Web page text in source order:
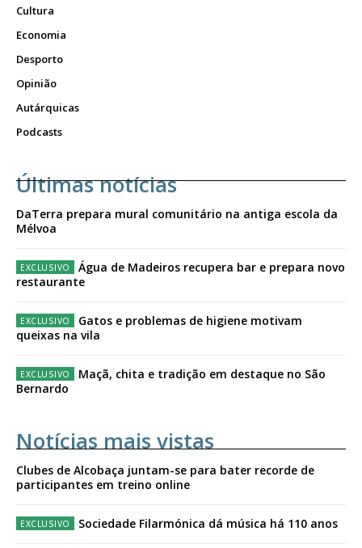
Cultura
Economia
Desporto
Opinião
Autárquicas
Podcasts
Últimas notícias
DaTerra prepara mural comunitário na antiga escola da
Mélvoa
Água de Madeiros recupera bar e prepara novo
restaurante
Gatos e problemas de higiene motivam
queixas na vila
Maçã, chita e tradição em destaque no São
Bernardo
Notícias mais vistas
Clubes de Alcobaça juntam-se para bater recorde de
participantes em treino online
Sociedade Filarmónica dá música há 110 anos